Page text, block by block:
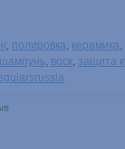
, полировка, керамика,
шампунь, воск, защита